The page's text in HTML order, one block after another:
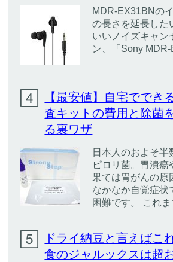
MDR-EX31BNの
の長さを延長した
いいノイズキャン
ン、「Sony MDR-
【最安値】自宅ででき
査キットの費用と除菌
る裏ワザ
日本人のおよそ半
ピロリ菌。胃潰瘍
果ては胃がんの原
なかなか自覚症状
困難です。 これ
ドライ納豆と言えばこ
食のジャルックスは超